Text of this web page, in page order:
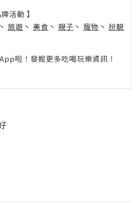
活動 】
丶 旅遊 丶 美食 丶 親子 丶 寵物 丶 扮靚
啦！發掘更多吃喝玩樂資訊！